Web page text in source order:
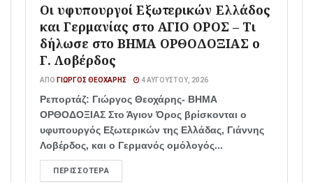
Οι υφυπουργοί Εξωτερικών Ελλάδος
και Γερμανίας στο ΑΓΙΟ ΟΡΟΣ – Τι
δήλωσε στο ΒΗΜΑ ΟΡΘΟΔΟΞΙΑΣ ο
Γ. Λοβέρδος
ΑΠΌ ΓΙΏΡΓΟΣ ΘΕΟΧΆΡΗΣ 4 ΑΥΓΟΎΣΤΟΥ, 2026
Ρεπορτάζ: Γιώργος Θεοχάρης- ΒΗΜΑ
ΟΡΘΟΔΟΞΙΑΣ Στο Άγιον Όρος βρίσκονται ο
υφυπουργός Εξωτερικών της Ελλάδας, Γιάννης
Λοβέρδος, και ο Γερμανός ομόλογός...
ΠΕΡΙΣΣΌΤΕΡΑ